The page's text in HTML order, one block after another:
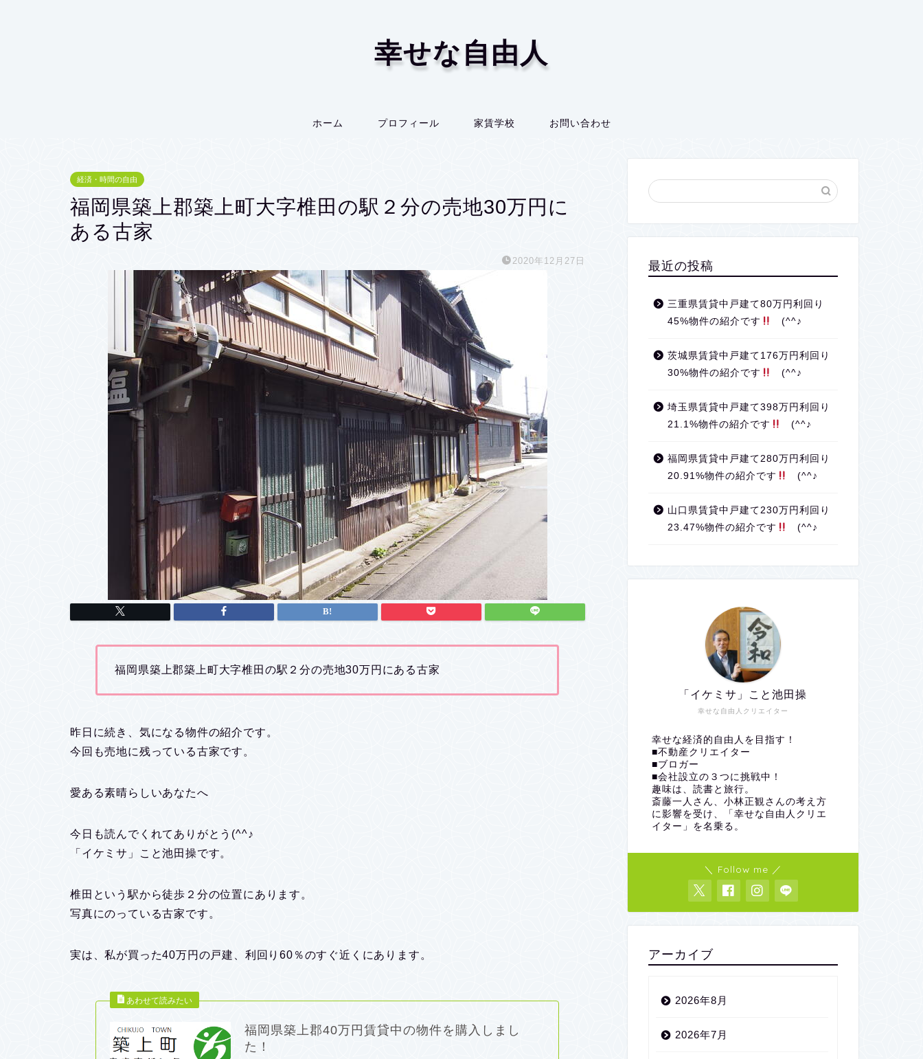
幸せな自由人
ホーム プロフィール 家賃学校 お問い合わせ
経済・時間の自由
福岡県築上郡築上町大字椎田の駅２分の売地30万円に
ある古家
2020年12月27日
福岡県築上郡築上町大字椎田の駅２分の売地30万円にある古家
昨日に続き、気になる物件の紹介です。
今回も売地に残っている古家です。
愛ある素晴らしいあなたへ
今日も読んでくれてありがとう(^^♪
「イケミサ」こと池田操です。
椎田という駅から徒歩２分の位置にあります。
写真にのっている古家です。
実は、私が買った40万円の戸建、利回り60％のすぐ近くにあります。
福岡県築上郡40万円賃貸中の物件を購入しまし
た！
最近の投稿
三重県賃貸中戸建て80万円利回り
45%物件の紹介です
(^^♪
茨城県賃貸中戸建て176万円利回り
30%物件の紹介です
(^^♪
埼玉県賃貸中戸建て398万円利回り
21.1%物件の紹介です
(^^♪
福岡県賃貸中戸建て280万円利回り
20.91%物件の紹介です
(^^♪
山口県賃貸中戸建て230万円利回り
23.47%物件の紹介です
(^^♪
幸せな自由人クリエイター
「イケミサ」こと池田操
幸せな経済的自由人を目指す！
■不動産クリエイター
■ブロガー
■会社設立の３つに挑戦中！
趣味は、読書と旅行。
斎藤一人さん、小林正観さんの考え方
に影響を受け、「幸せな自由人クリエ
イター」を名乗る。
＼ Follow me ／
アーカイブ
2026年8月
2026年7月